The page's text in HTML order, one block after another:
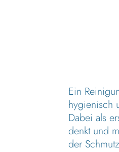
Ein
hygienisch
Dabei als
denkt und
der